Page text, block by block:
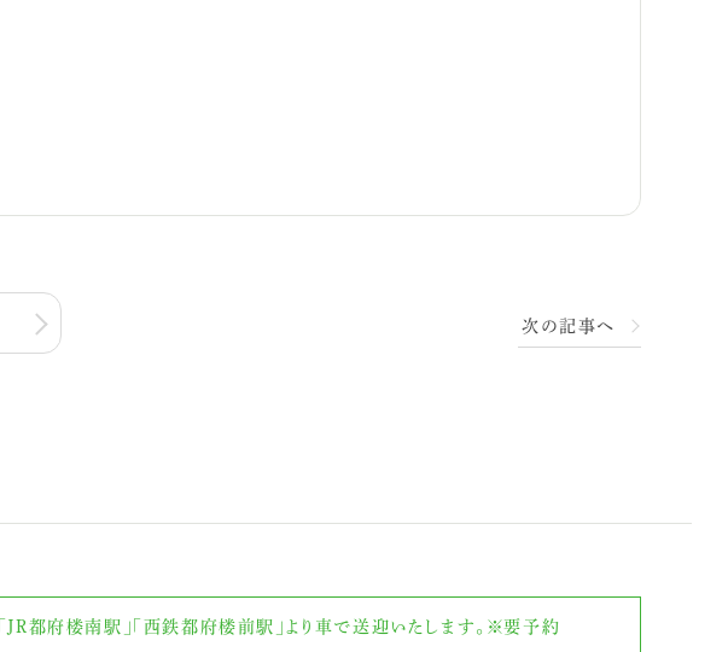
次の記事へ
「JR都府楼南駅」「西鉄都府楼前駅」より 車で送迎いたします。※要予約